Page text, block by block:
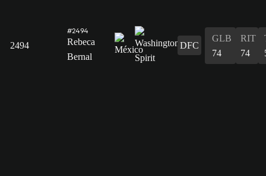
2494
#2494
Rebeca
Bernal
DFC
GLB
74
RIT
74